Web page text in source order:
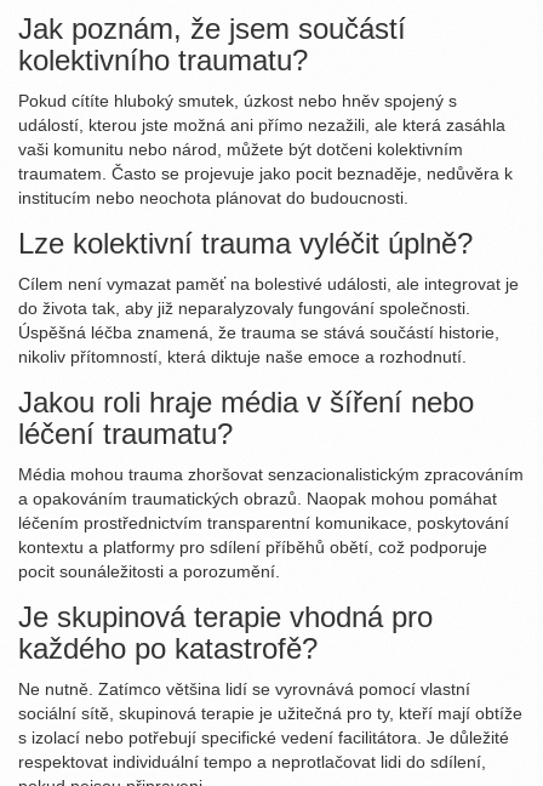
Jak poznám, že jsem součástí
kolektivního traumatu?
Pokud cítíte hluboký smutek, úzkost nebo hněv spojený s
událostí, kterou jste možná ani přímo nezažili, ale která zasáhla
vaši komunitu nebo národ, můžete být dotčeni kolektivním
traumatem. Často se projevuje jako pocit beznaděje, nedůvěra k
institucím nebo neochota plánovat do budoucnosti.
Lze kolektivní trauma vyléčit úplně?
Cílem není vymazat paměť na bolestivé události, ale integrovat je
do života tak, aby již neparalyzovaly fungování společnosti.
Úspěšná léčba znamená, že trauma se stává součástí historie,
nikoliv přítomností, která diktuje naše emoce a rozhodnutí.
Jakou roli hraje média v šíření nebo
léčení traumatu?
Média mohou trauma zhoršovat senzacionalistickým zpracováním
a opakováním traumatických obrazů. Naopak mohou pomáhat
léčením prostřednictvím transparentní komunikace, poskytování
kontextu a platformy pro sdílení příběhů obětí, což podporuje
pocit sounáležitosti a porozumění.
Je skupinová terapie vhodná pro
každého po katastrofě?
Ne nutně. Zatímco většina lidí se vyrovnává pomocí vlastní
sociální sítě, skupinová terapie je užitečná pro ty, kteří mají obtíže
s izolací nebo potřebují specifické vedení facilitátora. Je důležité
respektovat individuální tempo a neprotlačovat lidi do sdílení,